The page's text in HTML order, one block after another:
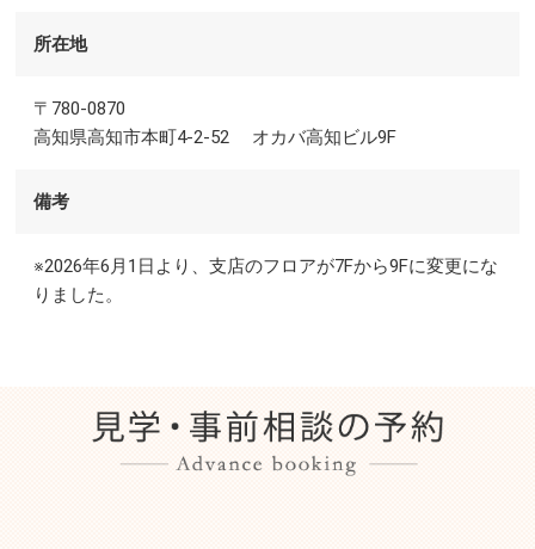
所在地
〒780-0870
高知県高知市本町4-2-52 オカバ高知ビル9F
備考
※2026年6月1日より、支店のフロアが7Fから9Fに変更にな
りました。